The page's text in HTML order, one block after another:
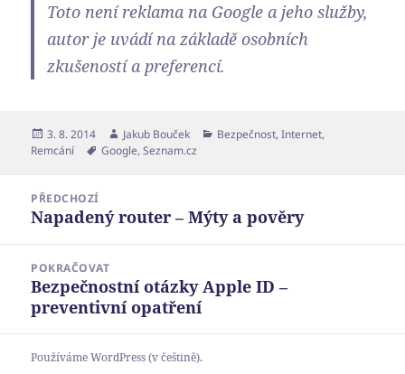
Toto není reklama na Google a jeho služby,
autor je uvádí na základě osobních
zkušeností a preferencí.
Publikováno:
3. 8. 2014 Autor:
Jakub Bouček Rubriky:
Bezpečnost,Internet,
Remcání
Štítky:
Google,Seznam.cz
příspěvek
PŘEDCHOZÍ
Předchozí
Napadený router – Mýty a pověry
POKRAČOVAT
Následující
příspěvek:
Bezpečnostní otázky Apple ID –
preventivní opatření
Používáme WordPress (v češtině).